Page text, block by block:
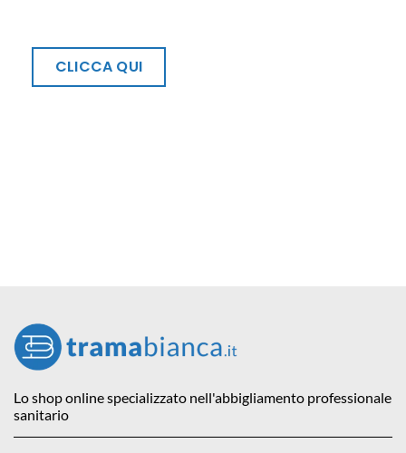
CLICCA QUI
Lo shop online specializzato nell'abbigliamento professionale
sanitario